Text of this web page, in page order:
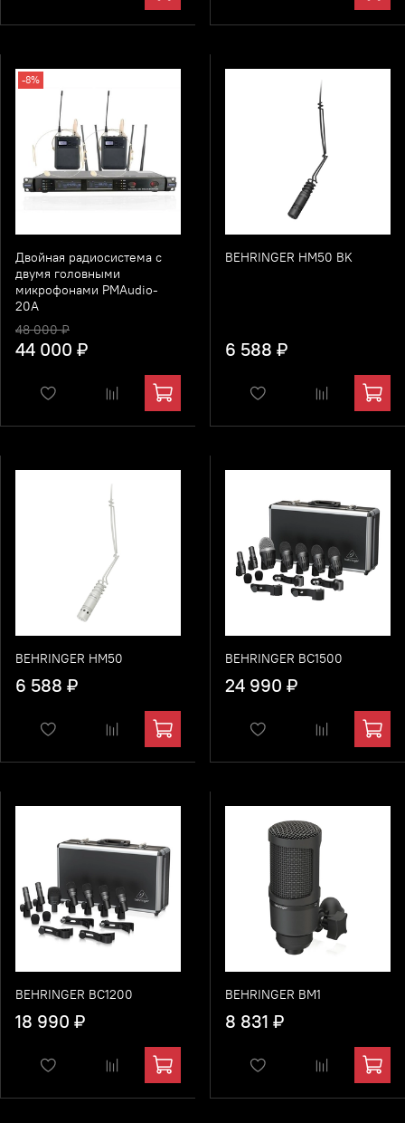
-8%
Двойная радиосистема с
двумя головными
микрофонами PMAudio-
20A
48 000 ₽
44 000 ₽
BEHRINGER HM50 BK
6 588 ₽
BEHRINGER HM50
6 588 ₽
BEHRINGER BC1500
24 990 ₽
BEHRINGER BC1200
18 990 ₽
BEHRINGER BM1
8 831 ₽